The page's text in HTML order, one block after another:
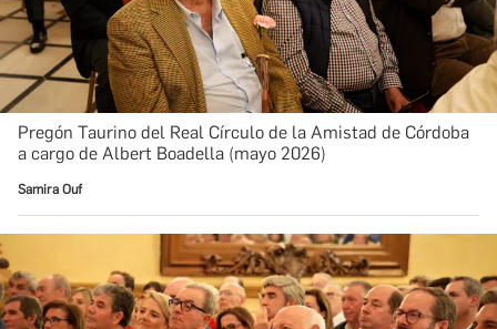
Pregón Taurino del Real Círculo de la Amistad de Córdoba
a cargo de Albert Boadella (mayo 2026)
Samira Ouf